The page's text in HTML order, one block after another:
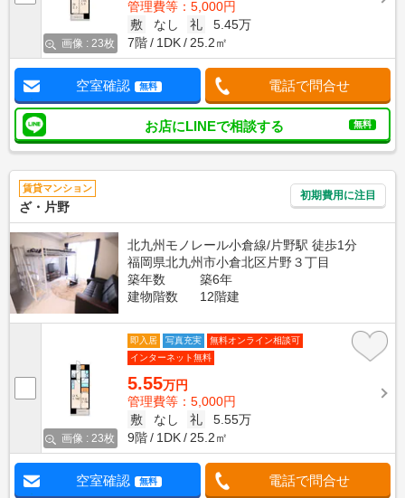
画像 : 23枚
管理費等：5,000円
敷
なし 礼
5.45万
7階
1DK 25.2㎡
空室確認 無料 電話で問合せ
お店にLINEで相談する 無料
賃貸マンション
ざ・片野
初期費用に注目
北九州モノレール小倉線/片野駅 徒歩1分
福岡県北九州市小倉北区片野３丁目
築年数
築6年
建物階数
12階建
画像 : 23枚
即入居 写真充実
無料オンライン相談可
インターネット無料
5.55万円
管理費等：5,000円
敷
なし 礼
5.55万
9階
1DK 25.2㎡
空室確認 無料 電話で問合せ